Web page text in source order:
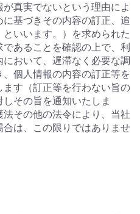
真実でないという理由によ
基づきその内容の訂正、追
いいます。）を求められた
あることを確認の上で、利
おいて、遅滞なく必要な調
個人情報の内容の訂正等を
す（訂正等を行わない旨の
その旨を通知いたしま
その他の法令により、当社
は、この限りではありませ